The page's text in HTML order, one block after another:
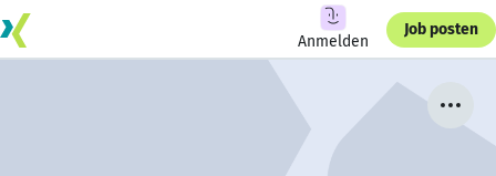
Anmelden
Job posten